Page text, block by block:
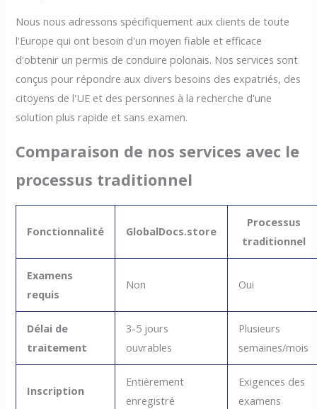
Nous nous adressons spécifiquement aux clients de toute
l'Europe qui ont besoin d'un moyen fiable et efficace
d'obtenir un permis de conduire polonais. Nos services sont
conçus pour répondre aux divers besoins des expatriés, des
citoyens de l'UE et des personnes à la recherche d'une
solution plus rapide et sans examen.
Comparaison de nos services avec le
processus traditionnel
Fonctionnalité GlobalDocs.store
Processus
traditionnel
Examens
requis
Non Oui
Délai de
traitement
3-5 jours
ouvrables
Plusieurs
semaines/mois
Inscription
Entièrement
enregistré
Exigences des
examens